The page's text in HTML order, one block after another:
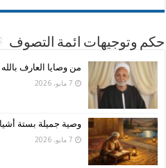
حكم وتوجيهات ائمة التصوف
من وصايا العارف
7 مايو، 2026
وصية جميلة بستة
7 مايو، 2026